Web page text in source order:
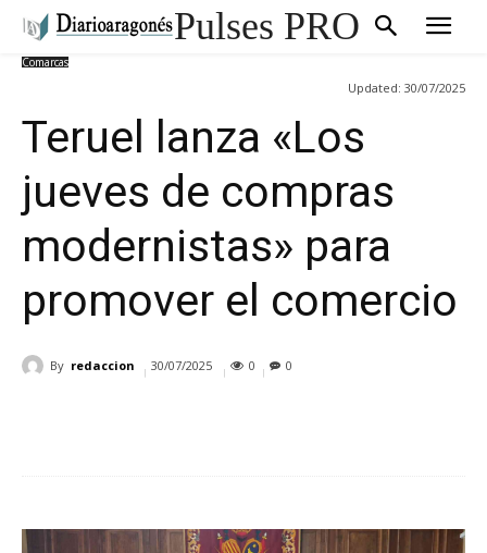
Pulses PRO
Comarcas
Updated: 30/07/2025
Teruel lanza «Los
jueves de compras
modernistas» para
promover el comercio
By redaccion 30/07/2025 0 0